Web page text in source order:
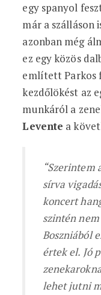
egy spanyol
már a szálláson
azonban még
ez egy közös
említett Parkos
kezdőlökést az
munkáról a
Levente a
“Szerintem
sírva
koncert
szintén
Boszniából
értek el. Jó
lehet jutni